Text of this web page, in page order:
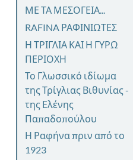
ΜΕ ΤΑ ΜΕΣΟΓΕΙΑ...
RAFINA ΡΑΦΙΝΙΩΤΕΣ
Η ΤΡΙΓΛΙΑ ΚΑΙ Η ΓΥΡΩ
ΠΕΡΙΟΧΗ
Το Γλωσσικό ιδίωμα
της Τρίγλιας Βιθυνίας -
της Ελένης
Παπαδοπούλου
Η Ραφήνα πριν από το
1923